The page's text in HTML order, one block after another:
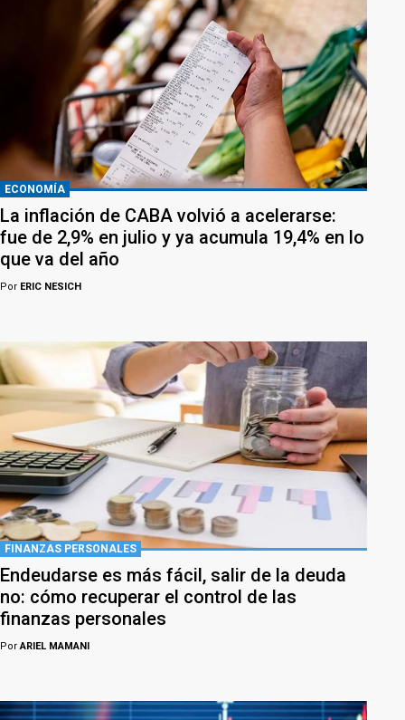
ECONOMÍA
La inflación de CABA volvió a acelerarse:
fue de 2,9% en julio y ya acumula 19,4% en lo
que va del año
Por ERIC NESICH
FINANZAS PERSONALES
Endeudarse es más fácil, salir de la deuda
no: cómo recuperar el control de las
finanzas personales
PorARIEL MAMANI